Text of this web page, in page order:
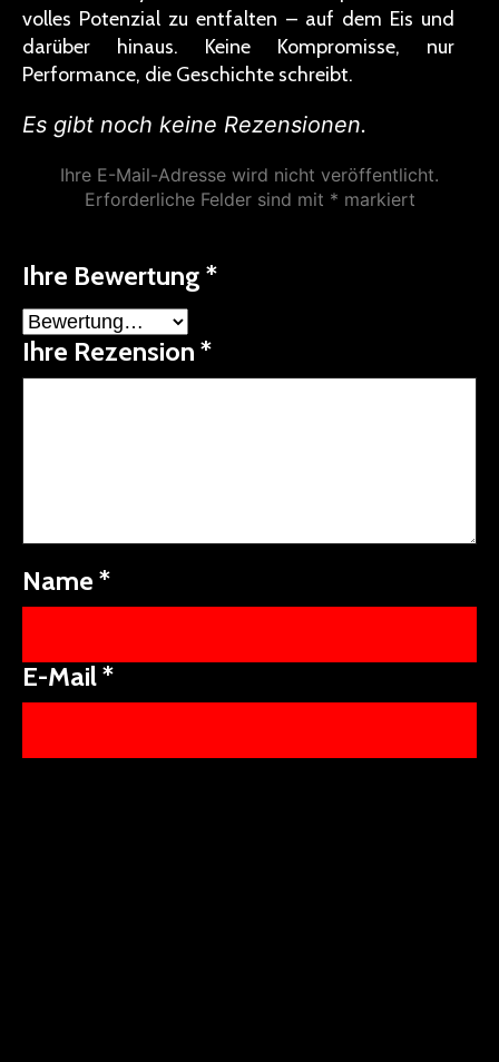
volles Potenzial zu entfalten – auf dem Eis und
darüber hinaus. Keine Kompromisse, nur
Performance, die Geschichte schreibt.
Es gibt noch keine Rezensionen.
Ihre E-Mail-Adresse wird nicht veröffentlicht.
Erforderliche Felder sind mit * markiert
Ihre Bewertung *
Ihre Rezension *
Name *
E-Mail*